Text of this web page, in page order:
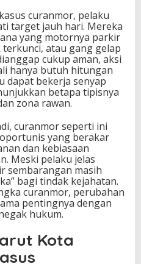
curanmor, pelaku
target jauh hari. Mereka
yang motornya parkir
atau gang gelap
cukup aman, aksi
hanya butuh hitungan
dapat bekerja senyap
betapa tipisnya
zona rawan.
curanmor seperti ini
yang berakar
dan kebiasaan
Meski pelaku jelas
sembarangan masih
bagi tindak kejahatan.
curanmor, perubahan
pentingnya dengan
hukum.
Kota